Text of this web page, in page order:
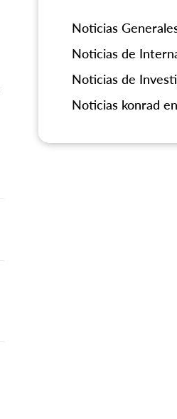
Noticias
Noticias de
Noticias de
Noticias konrad